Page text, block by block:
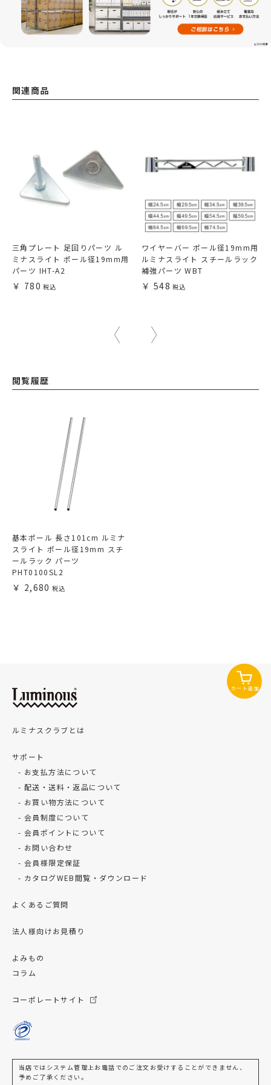
関連商品
三角プレート 足回りパーツ ル
ミナスライト ポール径19mm用
パーツ IHT-A2
780
ワイヤーバー ポール径19mm用
ルミナスライト スチールラック
補強パーツ WBT
548
閲覧履歴
基本ポール 長さ101cm ルミナ
スライト ポール径19mm スチ
ールラック パーツ
PHT0100SL2
2,680
カート追加
ルミナスクラブとは
サポート
お支払方法について
配送・送料・返品について
お買い物方法について
会員制度について
会員ポイントについて
お問い合わせ
会員様限定保証
カタログWEB閲覧・ダウンロード
よくあるご質問
法人様向けお見積り
よみもの
コラム
コーポレートサイト
当店ではシステム管理上お電話でのご注文お受けすることができません、
予めご了承ください。